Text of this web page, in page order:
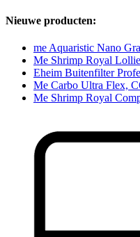
Nieuwe producten:
me Aquaristic Nano
Me Shrimp Royal
Eheim Buitenfilter
Me Carbo Ultra Flex,
Me Shrimp Royal